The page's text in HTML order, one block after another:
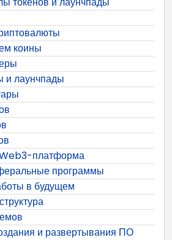
коины
и лаунчпады
платформа
программы
в будущем
и развертывания ПО